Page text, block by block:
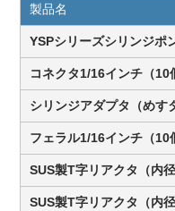
製品名
YSPシリーズシリンジポ
コネクタ1/16インチ（10
シリンジアダプタ（めす
フェラル1/16インチ（10
SUS製T字リアクタ（内
SUS製T字リアクタ（内